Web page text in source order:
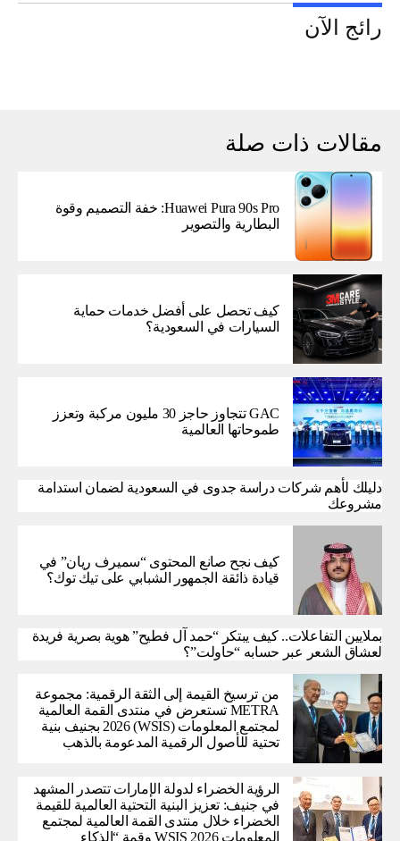
رائج الآن
مقالات ذات صلة
Huawei Pura 90s Pro: خفة التصميم وقوة
البطارية والتصوير
كيف تحصل على أفضل خدمات حماية
السيارات في السعودية؟
GAC تتجاوز حاجز 30 مليون مركبة وتعزز
طموحاتها العالمية
دليلك لأهم شركات دراسة جدوى في السعودية لضمان استدامة
مشروعك
كيف نجح صانع المحتوى “سميرف ريان” في
قيادة ذائقة الجمهور الشبابي على تيك توك؟
بملايين التفاعلات.. كيف يبتكر “حمد آل فطيح” هوية بصرية فريدة
لعشاق الشعر عبر حسابه “حاولت”؟
من ترسيخ القيمة إلى الثقة الرقمية: مجموعة
METRA تستعرض في منتدى القمة العالمية
لمجتمع المعلومات (WSIS) 2026 بجنيف بنية
تحتية للأصول الرقمية المدعومة بالذهب
الرؤية الخضراء لدولة الإمارات تتصدر المشهد
في جنيف: تعزيز البنية التحتية العالمية للقيمة
الخضراء خلال منتدى القمة العالمية لمجتمع
المعلومات WSIS 2026 وقمة “الذكاء